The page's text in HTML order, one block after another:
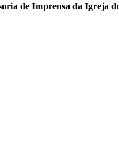
de Imprensa da Igreja